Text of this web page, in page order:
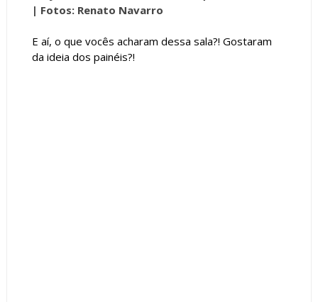
| Fotos: Renato Navarro
E aí, o que vocês acharam dessa sala?! Gostaram
da ideia dos painéis?!